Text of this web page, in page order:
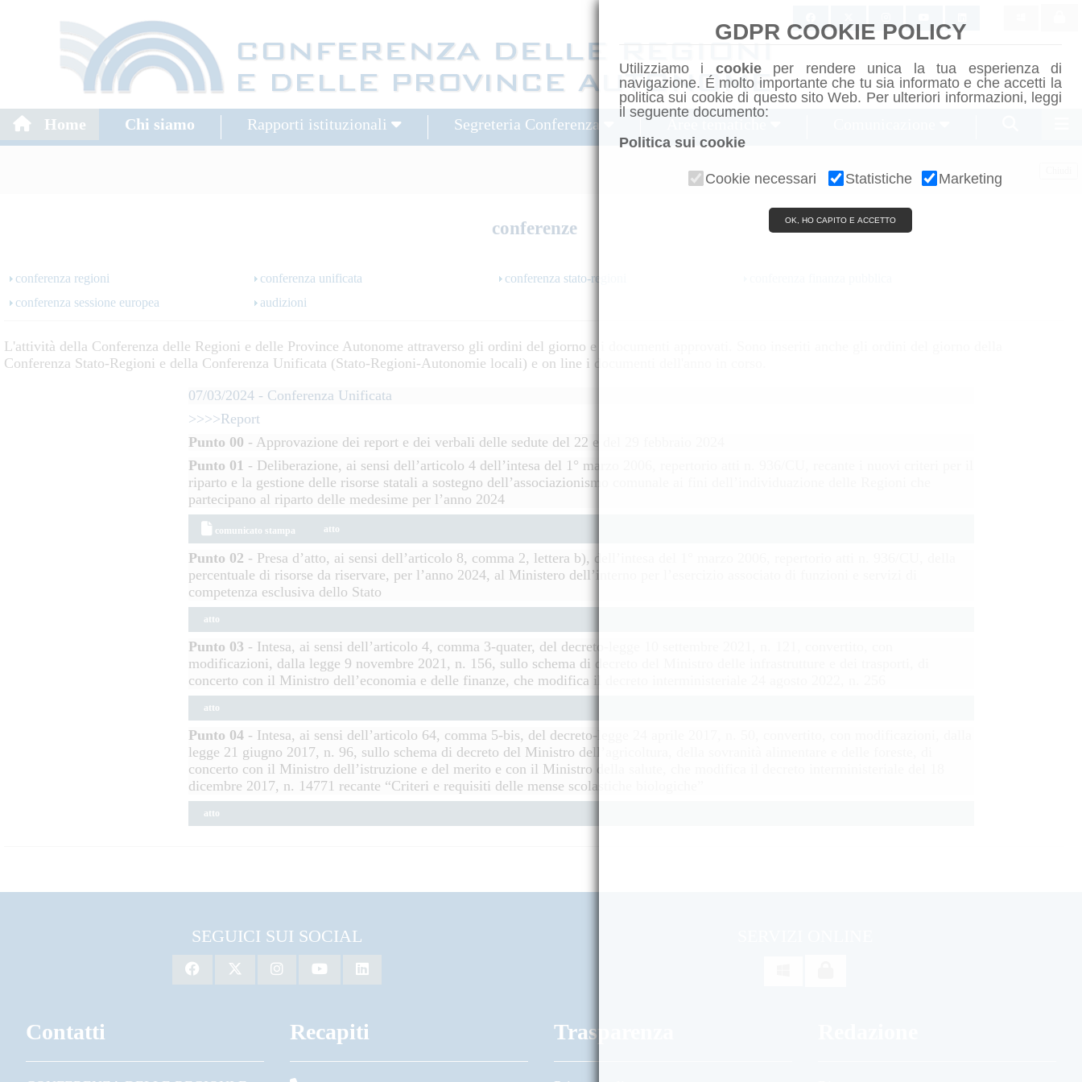
Home Chi siamo Rapporti istituzionali Segreteria Conferenza
conferenze
conferenza regioni conferenza unificata conferenza stato-regioni
conferenza sessione europea
audizioni
L'attività della Conferenza delle Regioni e delle Province Autonome attraverso gli ordini del giorno e i documenti approvati. Sono inseriti anche gli ordini del giorno della
Conferenza Stato-Regioni e della Conferenza Unificata (Stato-Regioni-Autonomie locali) e on line i documenti dell'anno in corso.
07/03/2024 - Conferenza Unificata
>>>>Report
Punto 00 - Approvazione dei report e dei verbali delle sedute del 22 e del 29 febbraio 2024
Punto 01 - Deliberazione, ai sensi dell’articolo 4 dell’intesa del 1° marzo 2006, repertorio atti n. 936/CU, recante i nuovi criteri per il
riparto e la gestione delle risorse statali a sostegno dell’associazionismo comunale ai fini dell’individuazione delle Regioni che
partecipano al riparto delle medesime per l’anno 2024
comunicato stampa atto
Punto 02 - Presa d’atto, ai sensi dell’articolo 8, comma 2, lettera b), dell’intesa del 1° marzo 2006, repertorio atti n. 936/CU, della
percentuale di risorse da riservare, per l’anno 2024, al Ministero dell’interno per l’esercizio associato di funzioni e servizi di
competenza esclusiva dello Stato
atto
Punto 03 - Intesa, ai sensi dell’articolo 4, comma 3-quater, del decreto-legge 10 settembre 2021, n. 121, convertito, con
modificazioni, dalla legge 9 novembre 2021, n. 156, sullo schema di decreto del Ministro delle infrastrutture e dei trasporti, di
concerto con il Ministro dell’economia e delle finanze, che modifica il decreto interministeriale 24 agosto 2022, n. 256
atto
Punto 04 - Intesa, ai sensi dell’articolo 64, comma 5-bis, del decreto-legge 24 aprile 2017, n. 50, convertito, con modificazioni, dalla
legge 21 giugno 2017, n. 96, sullo schema di decreto del Ministro dell’agricoltura, della sovranità alimentare e delle foreste, di
concerto con il Ministro dell’istruzione e del merito e con il Ministro della salute, che modifica il decreto interministeriale del 18
dicembre 2017, n. 14771 recante “Criteri e requisiti delle mense scolastiche biologiche”
atto
SEGUICI SUI SOCIAL
Contatti Recapiti Trasparenza
GDPR COOKIE POLICY
Utilizziamo i cookieper rendere unica la tua esperienza di
navigazione. É molto importante che tu sia informato e che accetti la
politica sui cookie di questo sito Web. Per ulteriori informazioni, leggi
il seguente documento:
Politica sui cookie
Cookie necessari Statistiche Marketing
OK, HO CAPITO E ACCETTO